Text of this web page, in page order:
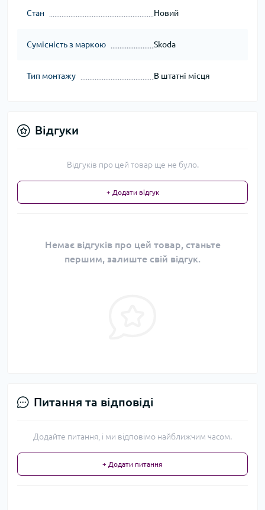
Стан Новий
Сумісність з маркою Skoda
Тип монтажу В штатні місця
Відгуки
Відгуків про цей товар ще не було.
+ Додати відгук
Немає відгуків про цей товар, станьте
першим, залиште свій відгук.
Питання та відповіді
Додайте питання, і ми відповімо найближчим часом.
+ Додати питання